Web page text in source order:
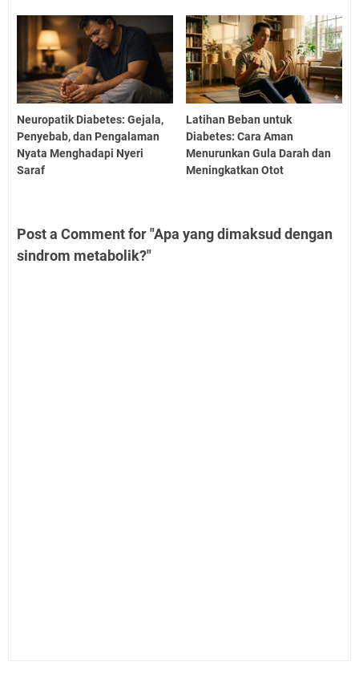
Neuropatik Diabetes: Gejala,
Penyebab, dan Pengalaman
Nyata Menghadapi Nyeri
Saraf
Latihan Beban untuk
Diabetes: Cara Aman
Menurunkan Gula Darah dan
Meningkatkan Otot
Post a Comment for "Apa yang dimaksud dengan
sindrom metabolik?"